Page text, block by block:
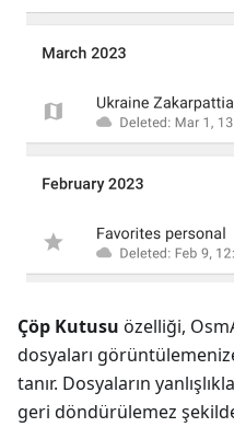
Çöp Kutusu özelliği,
dosyaları
tanır. Dosyaların
geri döndürülemez